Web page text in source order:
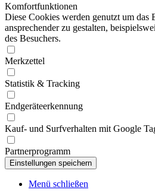
Komfortfunktionen
Diese Cookies werden genutzt um das
ansprechender zu gestalten,
des Besuchers.
Merkzettel
Statistik & Tracking
Endgeräteerkennung
Kauf- und Surfverhalten mit Google
Partnerprogramm
Menü schließen